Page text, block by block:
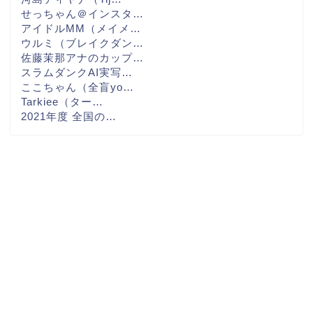
せっちゃん＠インスタ…
アイドルMM（メイメ…
ウルミ（ブレイクダン…
佐藤茉那アナのカップ…
スラムダンクAI実写…
ここちゃん（全盲yo…
Tarkiee（ター…
2021年度 全国の…